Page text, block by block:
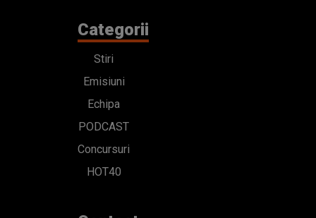
Categorii
Stiri
Emisiuni
Echipa
PODCAST
Concursuri
HOT40